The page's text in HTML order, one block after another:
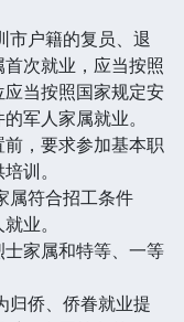
户籍的复员、退
次就业，应当按照
当按照国家规定安
军人家属就业。
，要求参加基本职
训。
符合招工条件
业。
家属和特等、一等
侨、侨眷就业提